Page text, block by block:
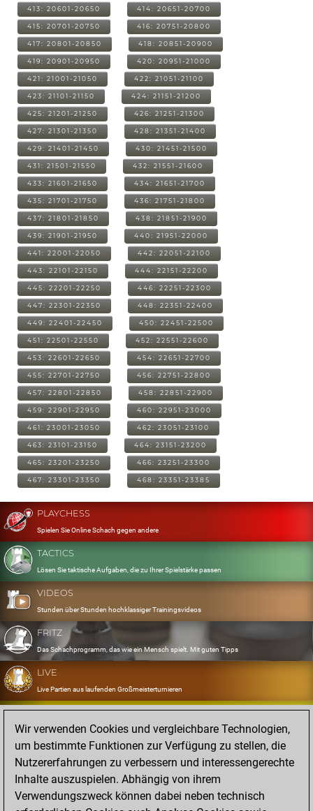
413: 20601-20650 414: 20651-20700
415: 20701-20750 416: 20751-20800
417: 20801-20850 418: 20851-20900
419: 20901-20950 420: 20951-21000
421: 21001-21050 422: 21051-21100
423: 21101-21150 424: 21151-21200
425: 21201-21250 426: 21251-21300
427: 21301-21350 428: 21351-21400
429: 21401-21450 430: 21451-21500
431: 21501-21550 432: 21551-21600
433: 21601-21650 434: 21651-21700
435: 21701-21750 436: 21751-21800
437: 21801-21850 438: 21851-21900
439: 21901-21950 440: 21951-22000
441: 22001-22050 442: 22051-22100
443: 22101-22150 444: 22151-22200
445: 22201-22250 446: 22251-22300
447: 22301-22350 448: 22351-22400
449: 22401-22450 450: 22451-22500
451: 22501-22550 452: 22551-22600
453: 22601-22650 454: 22651-22700
455: 22701-22750 456: 22751-22800
457: 22801-22850 458: 22851-22900
459: 22901-22950 460: 22951-23000
461: 23001-23050 462: 23051-23100
463: 23101-23150 464: 23151-23200
465: 23201-23250 466: 23251-23300
467: 23301-23350 468: 23351-23385
PLAYCHESS
Spielen Sie Online Schach gegen andere
TACTICS
Lösen Sie taktische Aufgaben, die zu Ihrer Spielstärke passen
VIDEOS
Stunden über Stunden hochklassiger Trainingsvideos
FRITZ
Das Schachprogramm, das wie ein Mensch spielt. Mit guten Tipps
LIVE
Live Partien aus laufenden Großmeisterturnieren
OPENINGS
Erfassen und Üben Sie Ihr Eröffnungsrepertoire
DATABASE
Acht Millionen starke Partien
MYGAMES
Speichern und analysieren Sie eigene Partien in der Cloud
Wir verwenden Cookies und vergleichbare Technologien,
um bestimmte Funktionen zur Verfügung zu stellen, die
Nutzererfahrungen zu verbessern und interessengerechte
Inhalte auszuspielen. Abhängig von ihrem
Verwendungszweck können dabei neben technisch